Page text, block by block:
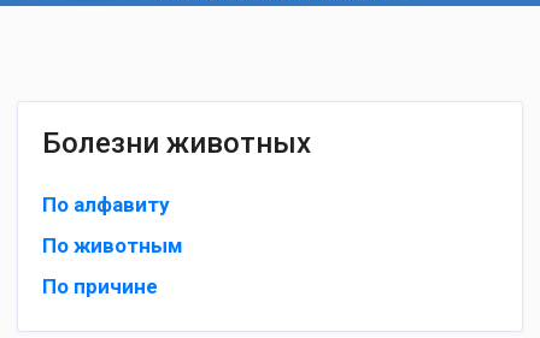
Болезни животных
По алфавиту
По животным
По причине